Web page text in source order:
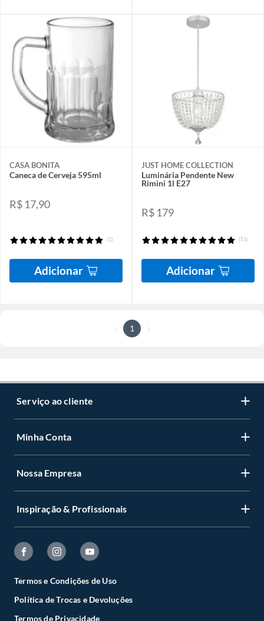
CASA BONITA
Caneca de Cerveja 595ml
R$ 17,90
(1)
Adicionar
JUST HOME COLLECTION
Luminária Pendente New
Rimini 1l E27
R$ 179
(51)
Adicionar
1
Serviço ao cliente
Minha Conta
Nossa Empresa
Inspiração & Profissionais
Termos e Condições de Uso
Política de Trocas e Devoluções
Termos de Privacidade